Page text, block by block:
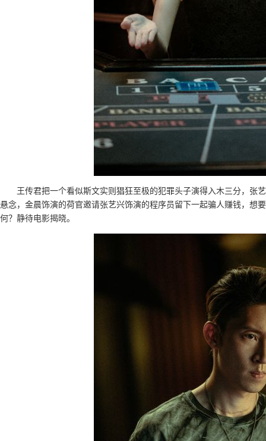
王传君把一个看似斯文实则猖狂至极的犯罪头子演得入木三分，张
悬念，金晨饰演的荷官邀请张艺兴饰演的程序员留下一起骗人赚钱，想
何？静待电影揭晓。